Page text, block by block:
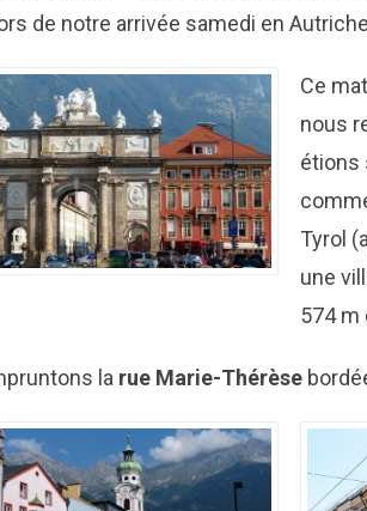
de notre arrivée samedi en
Ce
nous
étions
Tyrol
une
574 m
la rue Marie-Thérèse